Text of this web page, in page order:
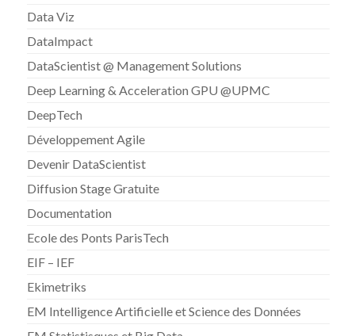
Data Viz
DataImpact
DataScientist @ Management Solutions
Deep Learning & Acceleration GPU @UPMC
DeepTech
Développement Agile
Devenir DataScientist
Diffusion Stage Gratuite
Documentation
Ecole des Ponts ParisTech
EIF – IEF
Ekimetriks
EM Intelligence Artificielle et Science des Données